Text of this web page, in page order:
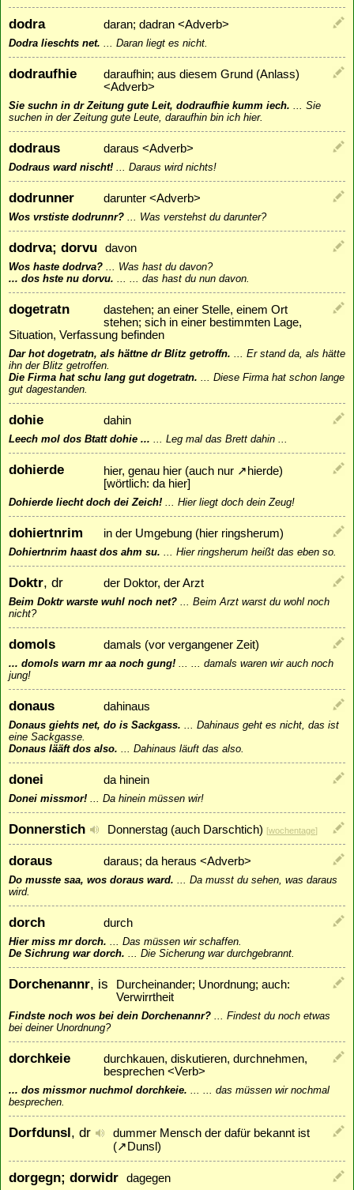
dodra daran; dadran <Adverb>
Dodra lieschts net. Daran liegt es nicht.
dodraufhie
daraufhin; aus diesem Grund (Anlass)
<Adverb>
Sie suchn in dr Zeitung gute Leit, dodraufhie kumm iech.
Sie
suchen in der Zeitung gute Leute, daraufhin bin ich hier.
dodraus daraus <Adverb>
Dodraus ward nischt! Daraus wird nichts!
dodrunner darunter <Adverb>
Wos vrstiste dodrunnr? Was verstehst du darunter?
dodrva; dorvu davon
Wos haste dodrva?
Was hast du davon?
... dos hste nu dorvu.
... das hast du nun davon.
dogetratn
dastehen; an einer Stelle, einem Ort
stehen; sich in einer bestimmten Lage,
Situation, Verfassung befinden
Dar hot dogetratn, als hättne dr Blitz getroffn.
Er stand da, als hätte
ihn der Blitz getroffen.
Die Firma hat schu lang gut dogetratn.
Diese Firma hat schon lange
gut dagestanden.
dohie dahin
Leech mol dos Btatt dohie ... Leg mal das Brett dahin ...
dohierde hier, genau hier (auch nur ↗ hierde)
[wörtlich: da hier]
Dohierde liecht doch dei Zeich! Hier liegt doch dein Zeug!
dohiertnrim in der Umgebung (hier ringsherum)
Dohiertnrim haast dos ahm su. Hier ringsherum heißt das eben so.
Doktr, dr der Doktor, der Arzt
Beim Doktr warste wuhl noch net?
Beim Arzt warst du wohl noch
nicht?
domols damals (vor vergangener Zeit)
... domols warn mr aa noch gung!
... damals waren wir auch noch
jung!
donaus dahinaus
Donaus giehts net, do is Sackgass.
Dahinaus geht es nicht, das ist
eine Sackgasse.
Donaus lääft dos also.
Dahinaus läuft das also.
donei da hinein
Donei missmor! Da hinein müssen wir!
Donnerstich Donnerstag (auch Darschtich) [wochentage]
doraus daraus; da heraus <Adverb>
Do musste saa, wos doraus ward.
Da musst du sehen, was daraus
wird.
dorch durch
Hier miss mr dorch.
Das müssen wir schaffen.
De Sichrung war dorch.
Die Sicherung war durchgebrannt.
Dorchenannr, is
Durcheinander; Unordnung; auch:
Verwirrtheit
Findste noch wos bei dein Dorchenannr?
Findest du noch etwas
bei deiner Unordnung?
dorchkeie
durchkauen, diskutieren, durchnehmen,
besprechen <Verb>
... dos missmor nuchmol dorchkeie.
... das müssen wir nochmal
besprechen.
Dorfdunsl, dr
dummer Mensch der dafür bekannt ist
(↗ Dunsl )
dorgegn; dorwidr dagegen